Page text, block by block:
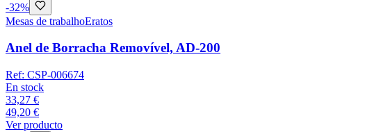
-32%
Mesas de trabalhoEratos
Anel de Borracha Removível, AD-200
Ref: CSP-006674
En stock
33,27 €
49,20 €
Ver producto